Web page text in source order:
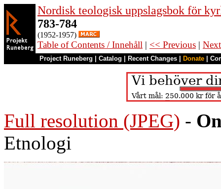
Nordisk teologisk uppslagsbok för
783-784
(1952-1957)
Table of Contents / Innehåll | << Previous |
Project Runeberg Catalog Recent Changes Donate
Full resolution (JPEG) -
Etnologi